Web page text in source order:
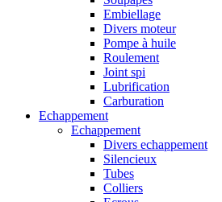
Embiellage
Divers moteur
Pompe à huile
Roulement
Joint spi
Lubrification
Carburation
Echappement
Echappement
Divers echappement
Silencieux
Tubes
Colliers